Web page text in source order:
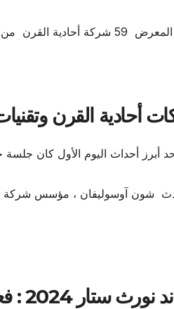
التي تتجاوز قيمتها مجتمعة 400 مليار دولار .
أحادية القرن
أبرز أحداث اليوم الأول كان
2024 : فعاليات متميزة وجوائز عالمية